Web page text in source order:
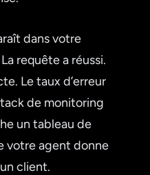
dans votre
requête a réussi.
Le taux d’erreur
de monitoring
un tableau de
votre agent donne
client.